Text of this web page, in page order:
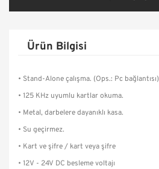
Ürün Bilgisi
• Stand-Alone çalışma. (Ops.: Pc bağlantısı)
• 125 KHz uyumlu kartlar okuma.
• Metal, darbelere dayanıklı kasa.
• Su geçirmez.
• Kart ve şifre / kart veya şifre
• 12V - 24V DC besleme voltajı